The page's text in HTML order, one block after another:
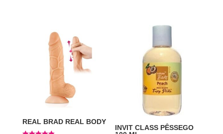
REAL BRAD REAL BODY
INVIT CLASS PÊSSEGO